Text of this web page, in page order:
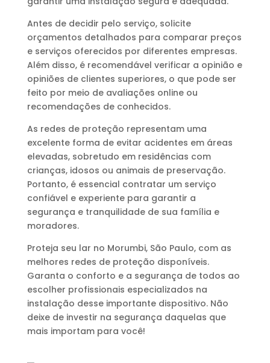
Antes de decidir pelo serviço, solicite
orçamentos detalhados para comparar preços
e serviços oferecidos por diferentes empresas.
Além disso, é recomendável verificar a opinião e
opiniões de clientes superiores, o que pode ser
feito por meio de avaliações online ou
recomendações de conhecidos.
As redes de proteção representam uma
excelente forma de evitar acidentes em áreas
elevadas, sobretudo em residências com
crianças, idosos ou animais de preservação.
Portanto, é essencial contratar um serviço
confiável e experiente para garantir a
segurança e tranquilidade de sua família e
moradores.
Proteja seu lar no Morumbi, São Paulo, com as
melhores redes de proteção disponíveis.
Garanta o conforto e a segurança de todos ao
escolher profissionais especializados na
instalação desse importante dispositivo. Não
deixe de investir na segurança daquelas que
mais importam para você!